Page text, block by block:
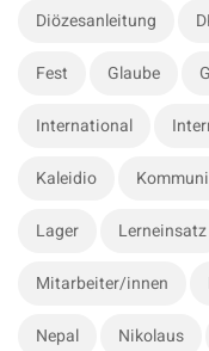
Diözesanleitung
Fest Glaube
International
Kaleidio
Lager Lerneinsatz
Mitarbeiter/innen
Nepal Nikolaus